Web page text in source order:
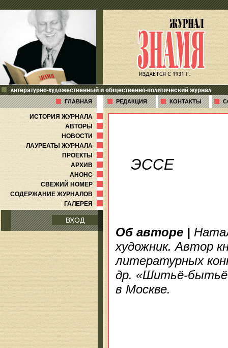
литературно-художественный и общественно-политический журнал
ГЛАВНАЯ РЕДАКЦИЯ КОНТАКТЫ
ИСТОРИЯ ЖУРНАЛА
АВТОРЫ
НОВОСТИ
ЛАУРЕАТЫ ЖУРНАЛА
ПРОЕКТЫ
АРХИВ
АНОНС
СВЕЖИЙ НОМЕР
СОДЕРЖАНИЕ ЖУРНАЛОВ
ГАЛЕРЕЯ
ВХОД
ЭССЕ
Об авторе |
художник. Автор
литературных
др. «Шитьё-
в Москве.